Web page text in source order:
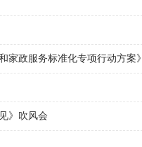
家政服务标准化专项行动方案》
》吹风会